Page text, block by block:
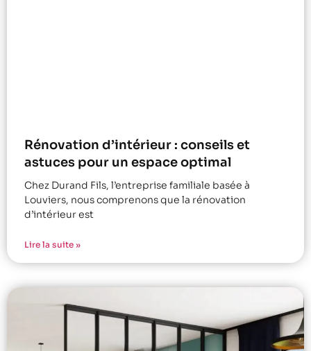
Rénovation d’intérieur : conseils et
astuces pour un espace optimal
Chez Durand Fils, l’entreprise familiale basée à
Louviers, nous comprenons que la rénovation
d’intérieur est
Lire la suite »